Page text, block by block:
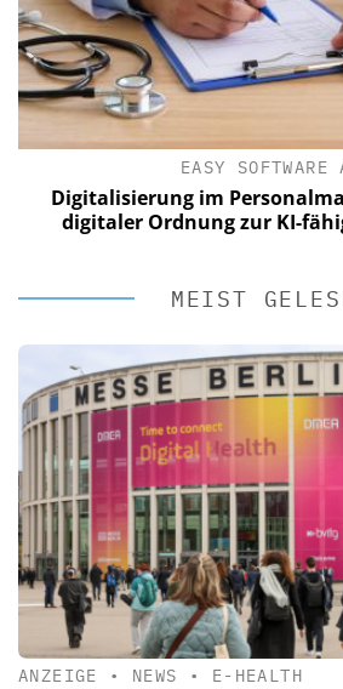
EASY SOFTWARE
Digitalisierung im
digitaler Ordnung zur KI-
MEIST
ANZEIGE • NEWS • E-HEALTH